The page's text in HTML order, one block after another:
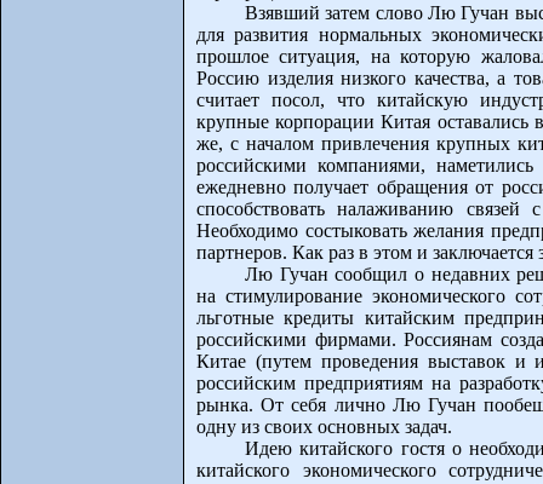
Взявший затем слово Лю Гучан
для развития нормальных
прошлое ситуация, на которую
Россию изделия низкого качества, а
считает посол, что китайскую
крупные корпорации Китая оставались
же, с началом привлечения крупных
российскими компаниями,
ежедневно получает обращения от
способствовать налаживанию
Необходимо состыковать желания
партнеров. Как раз в этом и
Лю Гучан сообщил о недавних
на стимулирование экономического
льготные кредиты китайским
российскими фирмами. Россиянам
Китае (путем проведения выставок и
российским предприятиям на
рынка. От себя лично Лю Гучан
одну из своих основных задач.
Идею китайского гостя о
китайского экономического